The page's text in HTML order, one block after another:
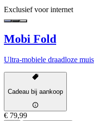
Exclusief voor internet
Mobi Fold
Ultra-mobiele draadloze muis
Cadeau bij aankoop
€ 79,99